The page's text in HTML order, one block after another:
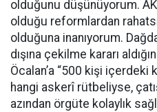
olduğunu düşünüyorum.
olduğu reformlardan
olduğuna inanıyorum.
dışına çekilme kararı
Öcalan’a “500 kişi içerdeki
hangi askerî rütbeliyse,
azından örgüte kolaylık